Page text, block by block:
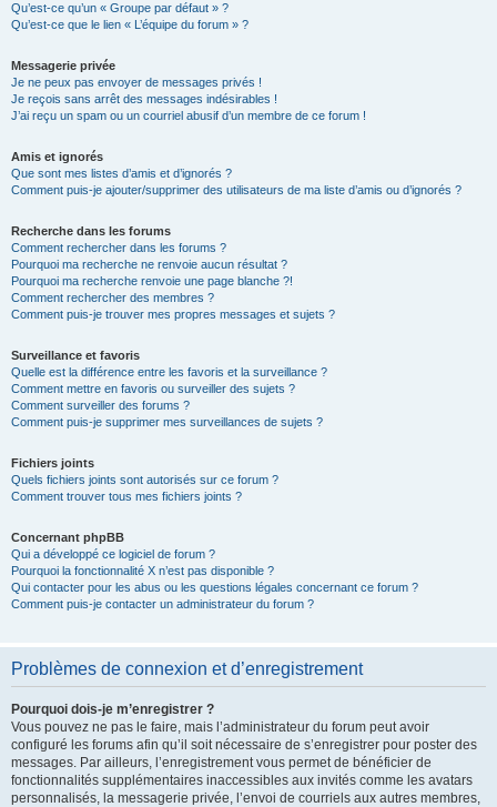
Qu’est-ce qu’un « Groupe par défaut » ?
Qu’est-ce que le lien « L’équipe du forum » ?
Messagerie privée
Je ne peux pas envoyer de messages privés !
Je reçois sans arrêt des messages indésirables !
J’ai reçu un spam ou un courriel abusif d’un membre de ce forum !
Amis et ignorés
Que sont mes listes d’amis et d’ignorés ?
Comment puis-je ajouter/supprimer des utilisateurs de ma liste d’amis ou d’ignorés ?
Recherche dans les forums
Comment rechercher dans les forums ?
Pourquoi ma recherche ne renvoie aucun résultat ?
Pourquoi ma recherche renvoie une page blanche ?!
Comment rechercher des membres ?
Comment puis-je trouver mes propres messages et sujets ?
Surveillance et favoris
Quelle est la différence entre les favoris et la surveillance ?
Comment mettre en favoris ou surveiller des sujets ?
Comment surveiller des forums ?
Comment puis-je supprimer mes surveillances de sujets ?
Fichiers joints
Quels fichiers joints sont autorisés sur ce forum ?
Comment trouver tous mes fichiers joints ?
Concernant phpBB
Qui a développé ce logiciel de forum ?
Pourquoi la fonctionnalité X n’est pas disponible ?
Qui contacter pour les abus ou les questions légales concernant ce forum ?
Comment puis-je contacter un administrateur du forum ?
Problèmes de connexion et d’enregistrement
Pourquoi dois-je m’enregistrer ?
Vous pouvez ne pas le faire, mais l’administrateur du forum peut avoir
configuré les forums afin qu’il soit nécessaire de s’enregistrer pour poster des
messages. Par ailleurs, l’enregistrement vous permet de bénéficier de
fonctionnalités supplémentaires inaccessibles aux invités comme les avatars
personnalisés, la messagerie privée, l’envoi de courriels aux autres membres,